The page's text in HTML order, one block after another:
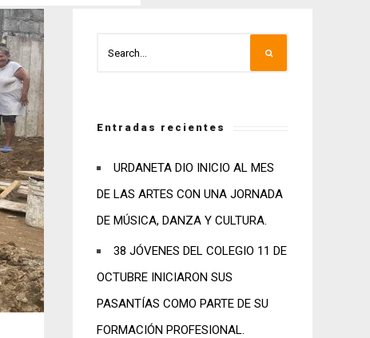
Entradas recientes
URDANETA DIO INICIO AL MES
DE LAS ARTES CON UNA JORNADA
DE MÚSICA, DANZA Y CULTURA.
38 JÓVENES DEL COLEGIO 11 DE
OCTUBRE INICIARON SUS
PASANTÍAS COMO PARTE DE SU
FORMACIÓN PROFESIONAL.